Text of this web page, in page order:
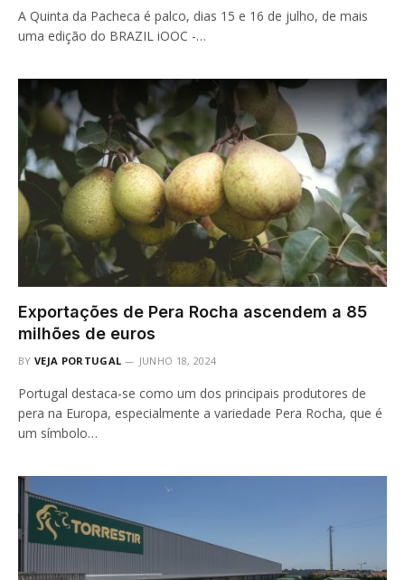
A Quinta da Pacheca é palco, dias 15 e 16 de julho, de mais
uma edição do BRAZIL iOOC -…
Exportações de Pera Rocha ascendem a 85
milhões de euros
BY VEJA PORTUGAL JUNHO 18, 2024
Portugal destaca-se como um dos principais produtores de
pera na Europa, especialmente a variedade Pera Rocha, que é
um símbolo…